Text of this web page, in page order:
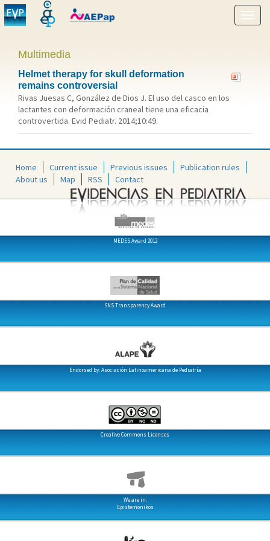
Show
menu
Multimedia
Helmet therapy for skull deformation
remains controversial
Rivas Juesas C, González de Dios J. El uso del casco en los
lactantes con deformación craneal tiene una eficacia
controvertida. Evid Pediatr. 2014;10:49.
Home Current issue Previous issues
Publication rules
About us
Map RSS Contact
MEDES Award 2012
SNS Transparency Award
Endorsed by: Asociación Latinoamericana de Pediatría
Creative Commons Licenses
We are in:
Epistemonikos